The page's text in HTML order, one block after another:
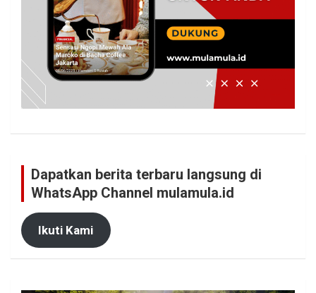
Dapatkan berita terbaru langsung di
WhatsApp Channel mulamula.id
Ikuti Kami